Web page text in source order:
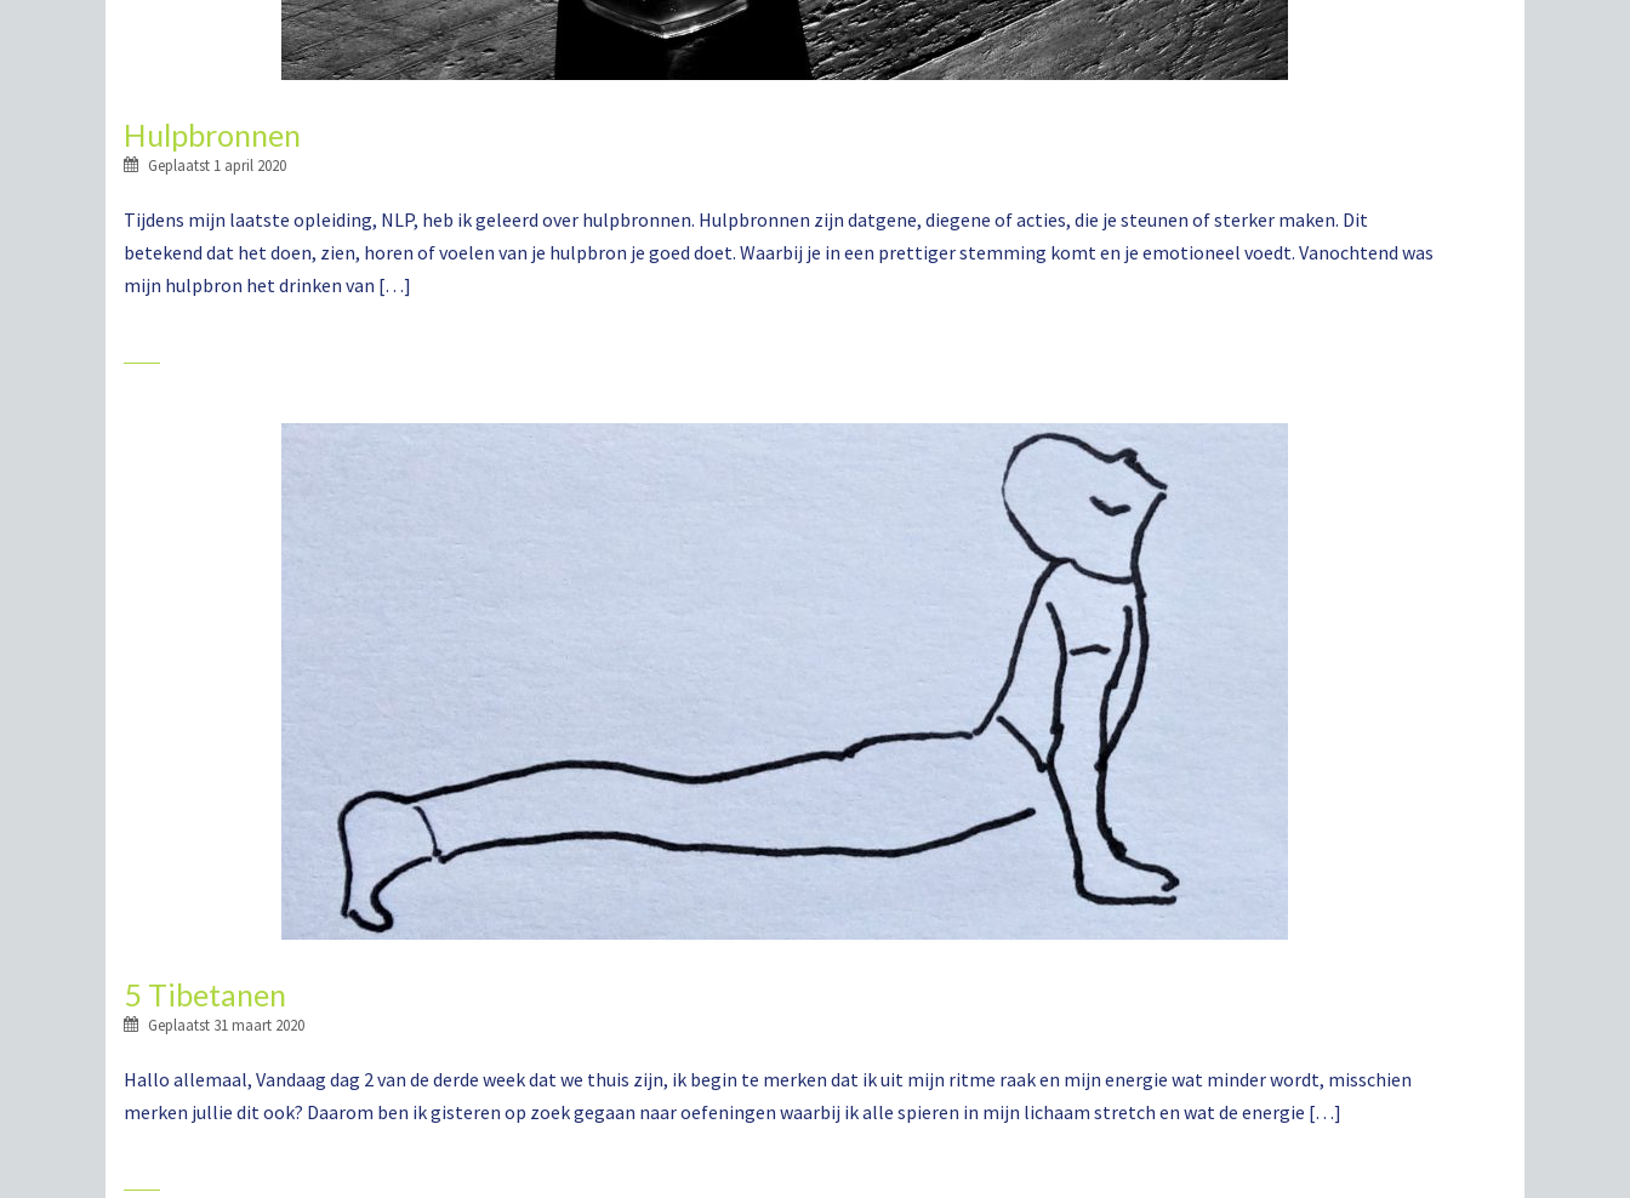
Hulpbronnen
Geplaatst 1 april 2020
Tijdens mijn laatste opleiding, NLP, heb ik geleerd over hulpbronnen. Hulpbronnen zijn datgene, diegene of acties, die je steunen of sterker maken. Dit
betekend dat het doen, zien, horen of voelen van je hulpbron je goed doet. Waarbij je in een prettiger stemming komt en je emotioneel voedt. Vanochtend was
mijn hulpbron het drinken van […]
5 Tibetanen
Geplaatst 31 maart 2020
Hallo allemaal, Vandaag dag 2 van de derde week dat we thuis zijn, ik begin te merken dat ik uit mijn ritme raak en mijn energie wat minder wordt, misschien
merken jullie dit ook? Daarom ben ik gisteren op zoek gegaan naar oefeningen waarbij ik alle spieren in mijn lichaam stretch en wat de energie […]